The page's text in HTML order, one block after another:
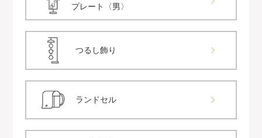
プレート〈男〉
つるし飾り
ランドセル